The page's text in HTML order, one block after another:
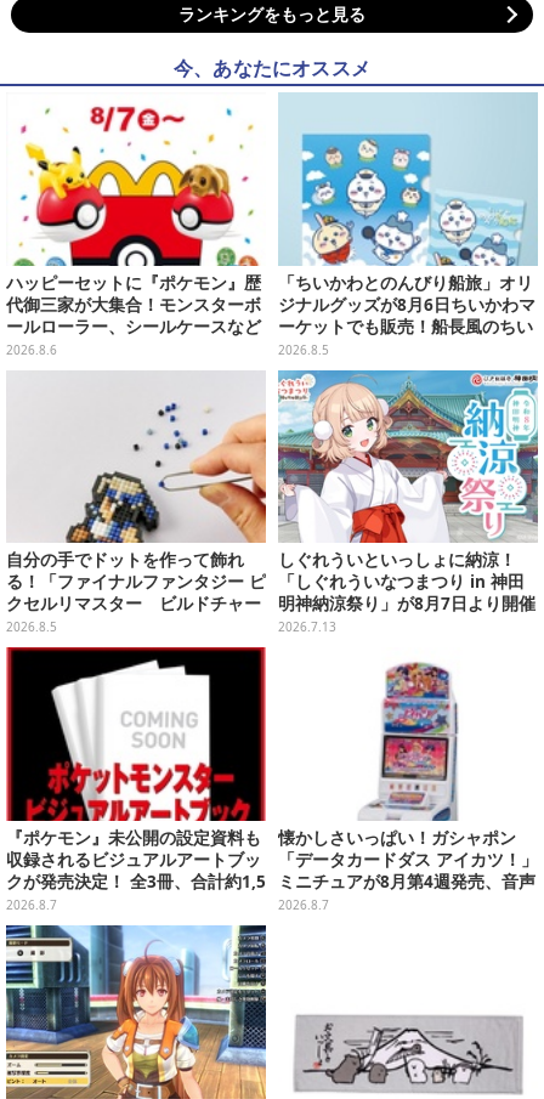
ランキングをもっと見る
今、あなたにオススメ
ハッピーセットに『ポケモン』歴
代御三家が大集合！モンスターボ
ールローラー、シールケースなど
全12種
2026.8.6
「ちいかわとのんびり船旅」オリ
ジナルグッズが8月6日ちいかわマ
ーケットでも販売！船長風のちい
かわやセイレーンたちをデザイン
した4商品
2026.8.5
自分の手でドットを作って飾れ
る！「ファイナルファンタジー ピ
クセルリマスター ビルドチャー
ムコレクション Vol.3」が予約
開始
2026.8.5
しぐれういといっしょに納涼！
「しぐれういなつまつり in 神田
明神納涼祭り」が8月7日より開催
決定
2026.7.13
『ポケモン』未公開の設定資料も
収録されるビジュアルアートブッ
クが発売決定！ 全3冊、合計約1,5
00ページの大ボリュームでシリー
ズ30年を振り返る
2026.8.7
懐かしさいっぱい！ガシャポン
「データカードダス アイカツ！」
ミニチュアが8月第4週発売、音声
が流れる特別仕様も当たる
2026.8.7